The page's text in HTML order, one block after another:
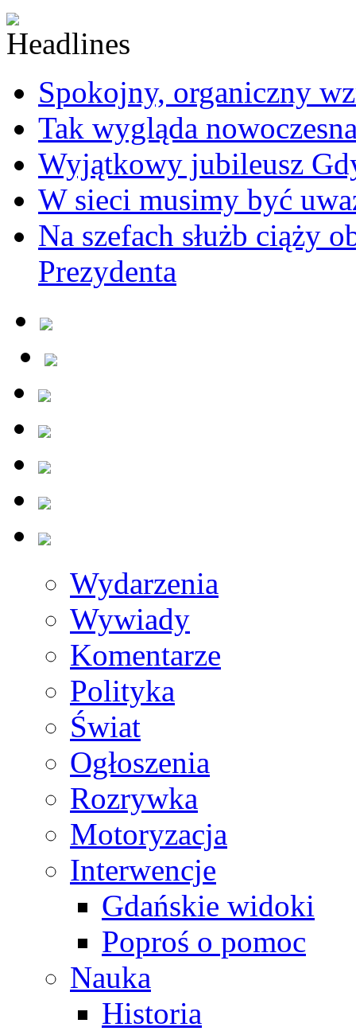
Spokojny, organiczny
Tak wygląda
Wyjątkowy jubileusz
W sieci musimy być
Na szefach służb ciąży
Prezydenta
Wydarzenia
Wywiady
Komentarze
Polityka
Świat
Ogłoszenia
Rozrywka
Motoryzacja
Interwencje
Gdańskie widoki
Poproś o pomoc
Nauka
Historia